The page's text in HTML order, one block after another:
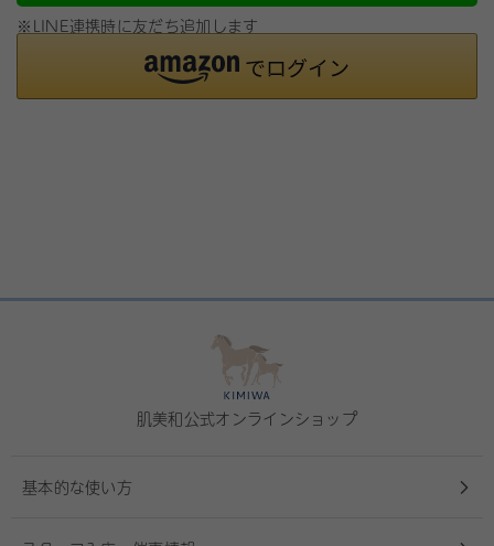
※LINE連携時に友だち追加します
肌美和公式オンラインショップ
基本的な使い方